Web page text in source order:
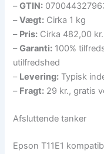
–GTIN:
–Vægt: Cirka 1 kg
– Pris: Cirka 482,00
–Garanti: 100%
utilfredshed
– Levering: Typisk
– Fragt: 29 kr., gratis
Afsluttende tanker
Epson T11E1